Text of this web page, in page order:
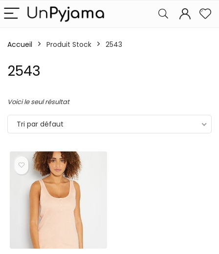
Accueil Produit Stock 2543
2543
Voici le seul résultat
Tri par défaut